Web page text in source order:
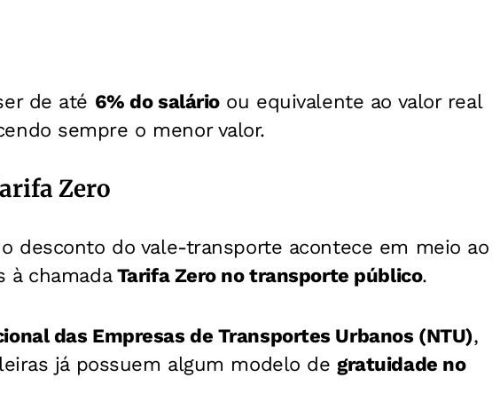
de até 6% do salárioou equivalente ao valor real
sempre o menor valor.
Zero
desconto do vale-transporte acontece em meio ao
à chamadaTarifa Zero no transporte público.
das Empresas de Transportes Urbanos (NTU),
já possuem algum modelo de gratuidade no